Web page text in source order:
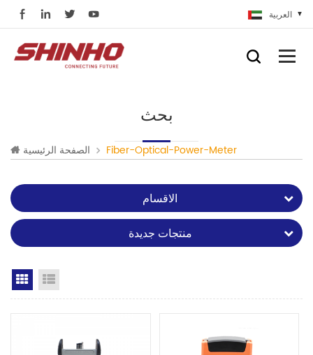
العربية
بحث
الصفحة الرئيسية Fiber-Optical-Power-Meter
الاقسام
منتجات جديدة
Grid View